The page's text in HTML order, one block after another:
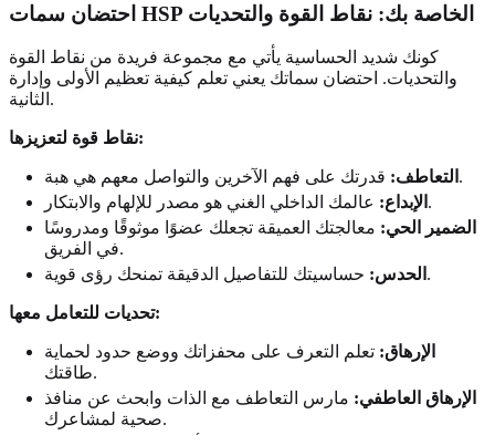
احتضان سمات HSP الخاصة بك: نقاط القوة والتحديات
كونك شديد الحساسية يأتي مع مجموعة فريدة من نقاط القوة
والتحديات. احتضان سماتك يعني تعلم كيفية تعظيم الأولى وإدارة
الثانية.
نقاط قوة لتعزيزها:
التعاطف: قدرتك على فهم الآخرين والتواصل معهم هي هبة.
الإبداع: عالمك الداخلي الغني هو مصدر للإلهام والابتكار.
الضمير الحي: معالجتك العميقة تجعلك عضوًا موثوقًا ومدروسًا
في الفريق.
الحدس: حساسيتك للتفاصيل الدقيقة تمنحك رؤى قوية.
تحديات للتعامل معها:
الإرهاق: تعلم التعرف على محفزاتك ووضع حدود لحماية
طاقتك.
الإرهاق العاطفي: مارس التعاطف مع الذات وابحث عن منافذ
صحية لمشاعرك.